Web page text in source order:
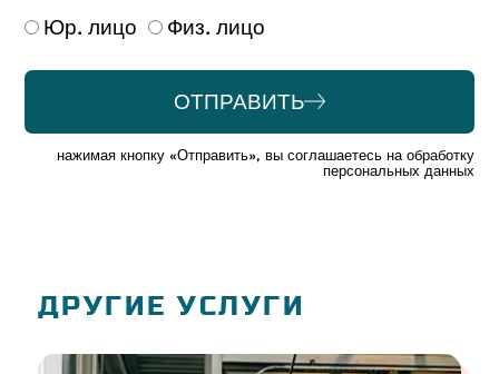
Юр. лицо Физ. лицо
ОТПРАВИТЬ
нажимая кнопку «Отправить», вы соглашаетесь на обработку
персональных данных
ДРУГИЕ УСЛУГИ